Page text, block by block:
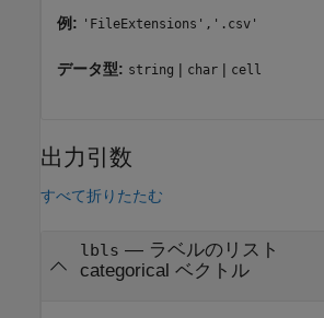
例: 'FileExtensions','.csv'
データ型: string | char | cell
出力引数
すべて折りたたむ
lbls — ラベルのリスト
categorical ベクトル